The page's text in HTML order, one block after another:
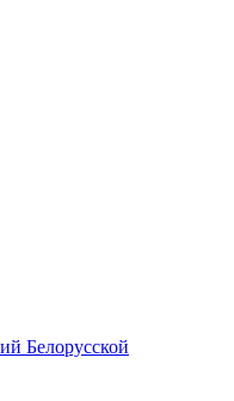
Белорусской